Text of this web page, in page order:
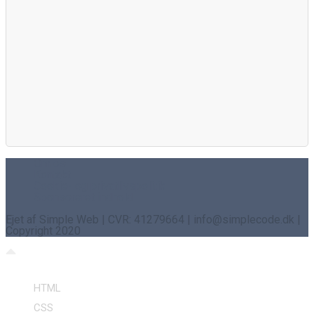
Ejet af Simple Web | CVR: 41279664 | info@simplecode.dk |
Copyright 2020
HTML
CSS